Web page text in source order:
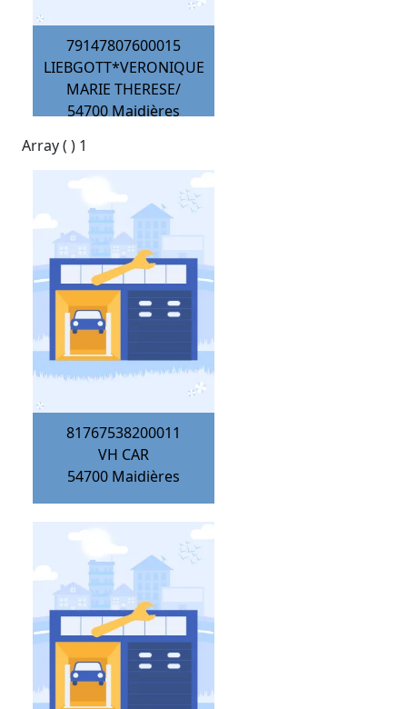
79147807600015
LIEBGOTT*VERONIQUE
MARIE THERESE/
54700 Maidières
Array ( ) 1
81767538200011
VH CAR
54700 Maidières